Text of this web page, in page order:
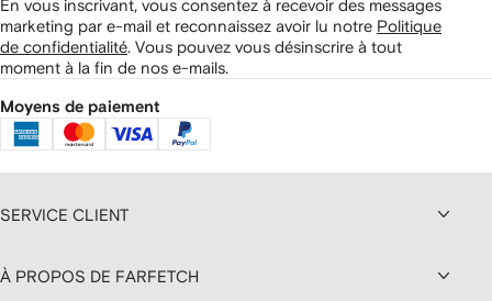
En vous inscrivant, vous consentez à recevoir des messages
marketing par e-mail et reconnaissez avoir lu notre Politique
de confidentialité Vous pouvez vous désinscrire à tout
moment à la fin de nos e-mails.
Moyens de paiement
SERVICE CLIENT
À PROPOS DE FARFETCH